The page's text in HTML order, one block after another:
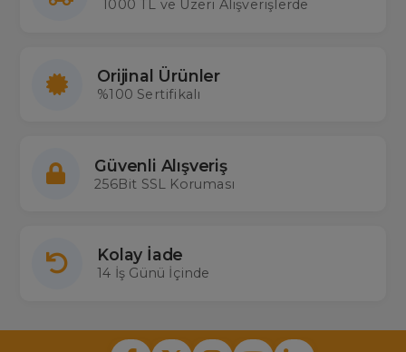
1000 TL ve Üzeri Alışverişlerde
Orijinal Ürünler
%100 Sertifikalı
Güvenli Alışveriş
256Bit SSL Koruması
Kolay İade
14 İş Günü İçinde